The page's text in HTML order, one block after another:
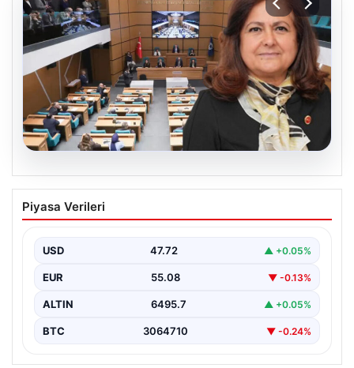
05.08.2026
Üsküdar Belediyesi’nde başkanvekili
Sibel Tan Çetinkaya oldu
Piyasa Verileri
USD 47.72 ▲ +0.05%
EUR 55.08 ▼ -0.13%
ALTIN 6495.7 ▲ +0.05%
BTC 3064710 ▼ -0.24%